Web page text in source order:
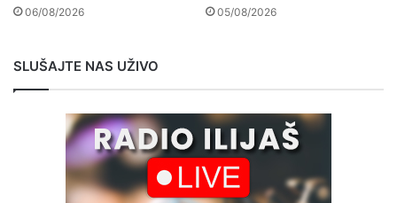
06/08/2026 05/08/2026
SLUŠAJTE NAS UŽIVO